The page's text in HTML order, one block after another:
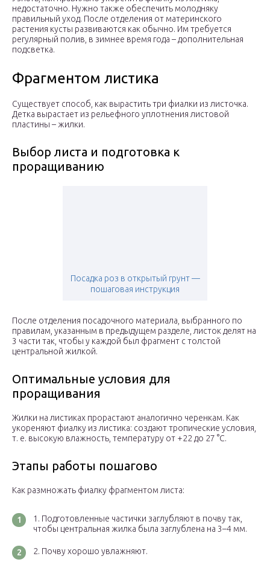
недостаточно. Нужно также обеспечить молодняку
правильный уход. После отделения от материнского
растения кусты развиваются как обычно. Им требуется
регулярный полив, в зимнее время года – дополнительная
подсветка.
Фрагментом листика
Существует способ, как вырастить три фиалки из листочка.
Детка вырастает из рельефного уплотнения листовой
пластины – жилки.
Выбор листа и подготовка к
проращиванию
Посадка роз в открытый грунт —
пошаговая инструкция
После отделения посадочного материала, выбранного по
правилам, указанным в предыдущем разделе, листок делят на
3 части так, чтобы у каждой был фрагмент с толстой
центральной жилкой.
Оптимальные условия для
проращивания
Жилки на листиках прорастают аналогично черенкам. Как
укореняют фиалку из листика: создают тропические условия,
т. е. высокую влажность, температуру от +22 до 27 °С.
Этапы работы пошагово
Как размножать фиалку фрагментом листа:
Подготовленные частички заглубляют в почву так,
чтобы центральная жилка была заглублена на 3–4 мм.
Почву хорошо увлажняют.